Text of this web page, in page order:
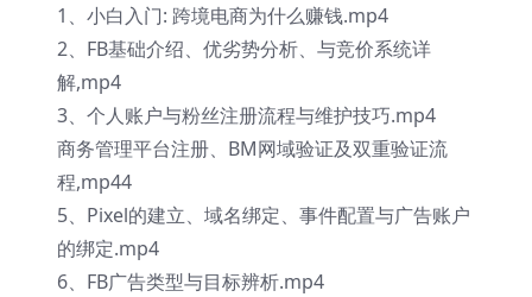
1、小白入门: 跨境电商为什么赚钱.mp4
2、FB基础介绍、优劣势分析、与竞价系统详
解,mp4
3、个人账户与粉丝注册流程与维护技巧.mp4
商务管理平台注册、BM网域验证及双重验证流
程,mp44
5、Pixel的建立、域名绑定、事件配置与广告账户
的绑定.mp4
6、FB广告类型与目标辨析.mp4